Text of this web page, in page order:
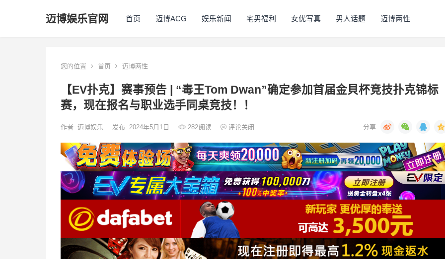
迈博娱乐官网 首页 迈博ACG 娱乐新闻 宅男福利 女优写真 男人话题 迈博两性
您的位置 首页 迈博两性
【EV扑克】赛事预告 | “毒王Tom Dwan”确定参加首届金貝杯竞技扑克锦标
赛，现在报名与职业选手同桌竞技！！
作者: 迈博娱乐 发布: 2024年5月1日 282阅读 评论关闭